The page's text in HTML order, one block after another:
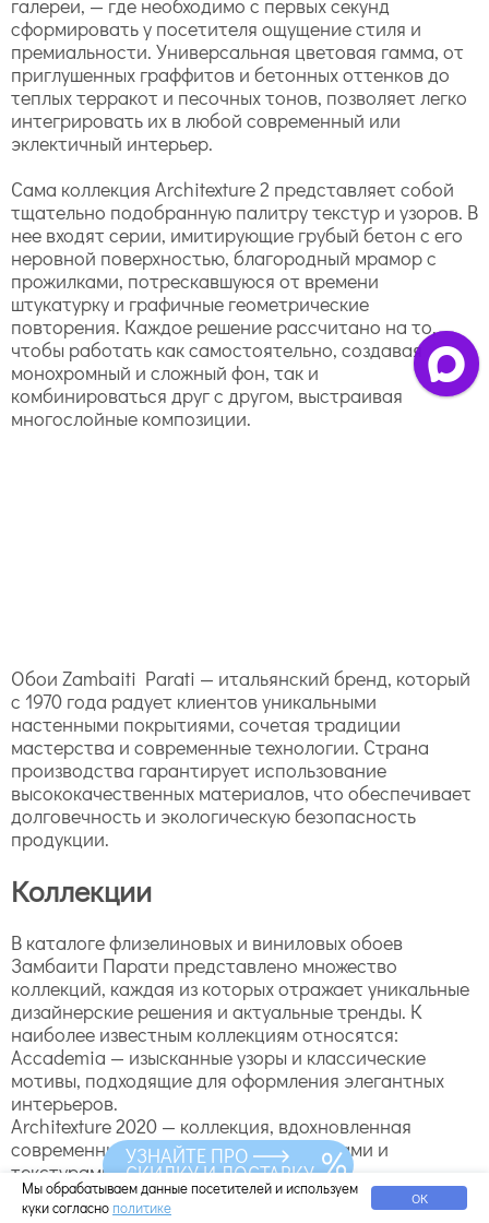
галереи, — где необходимо с первых секунд
сформировать у посетителя ощущение стиля и
премиальности. Универсальная цветовая гамма, от
приглушенных граффитов и бетонных оттенков до
теплых терракот и песочных тонов, позволяет легко
интегрировать их в любой современный или
эклектичный интерьер.
Сама коллекция Architexture 2 представляет собой
тщательно подобранную палитру текстур и узоров. В
нее входят серии, имитирующие грубый бетон с его
неровной поверхностью, благородный мрамор с
прожилками, потрескавшуюся от времени
штукатурку и графичные геометрические
повторения. Каждое решение рассчитано на то,
чтобы работать как самостоятельно, создавая
монохромный и сложный фон, так и
комбинироваться друг с другом, выстраивая
многослойные композиции.
Обои Zambaiti Parati — итальянский бренд, который
с 1970 года радует клиентов уникальными
настенными покрытиями, сочетая традиции
мастерства и современные технологии. Страна
производства гарантирует использование
высококачественных материалов, что обеспечивает
долговечность и экологическую безопасность
продукции.
Коллекции
В каталоге флизелиновых и виниловых обоев
Замбаити Парати представлено множество
коллекций, каждая из которых отражает уникальные
дизайнерские решения и актуальные тренды. К
наиболее известным коллекциям относятся:
Accademia — изысканные узоры и классические
мотивы, подходящие для оформления элегантных
интерьеров.
Architexture 2020 — коллекция, вдохновленная
современными архитектурными формами и
текстурами, идеально подходит для
минималистичных пространств.
Coca Cola — яркие и стильные дизайны, которые
Мы обрабатываем данные посетителей и используем
куки согласно политике ОК
УЗНАЙТЕ ПРО
СКИДКУ И ДОСТАВКУ